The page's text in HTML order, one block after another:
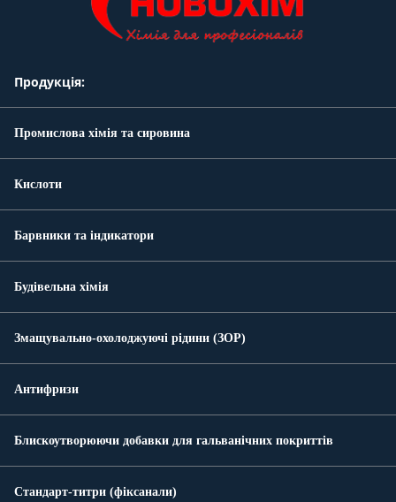
Продукція:
Промислова хімія та сировина
Кислоти
Барвники та індикатори
Будівельна хімія
Змащувально-охолоджуючі рідини (ЗОР)
Антифризи
Блискоутворюючи добавки для гальванічних покриттів
Стандарт-титри (фіксанали)